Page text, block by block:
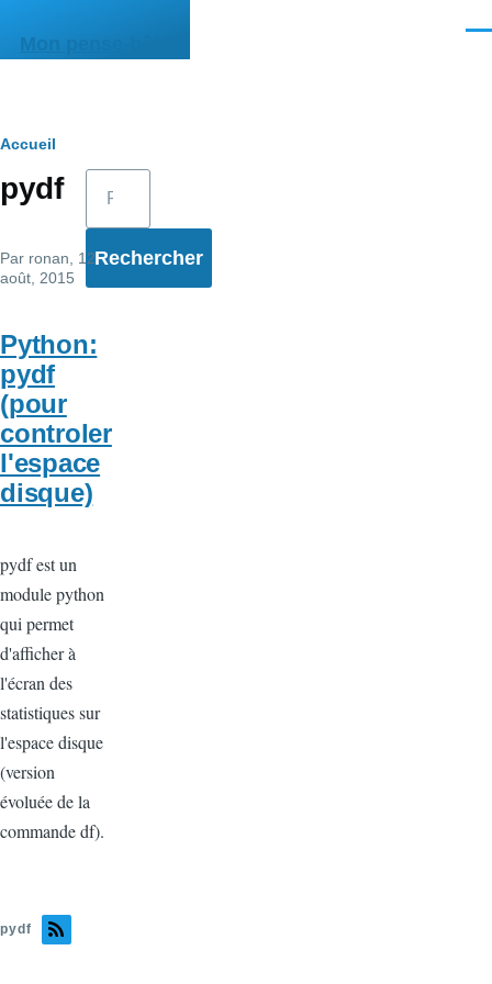
Mon pense-bête
Fil
d'Ariane
Accueil
pydf
Par ronan , 12
août, 2015
Python:
pydf
(pour
controler
l'espace
disque)
pydf est un
module python
qui permet
d'afficher à
l'écran des
statistiques sur
l'espace disque
(version
évoluée de la
commande df).
pydf